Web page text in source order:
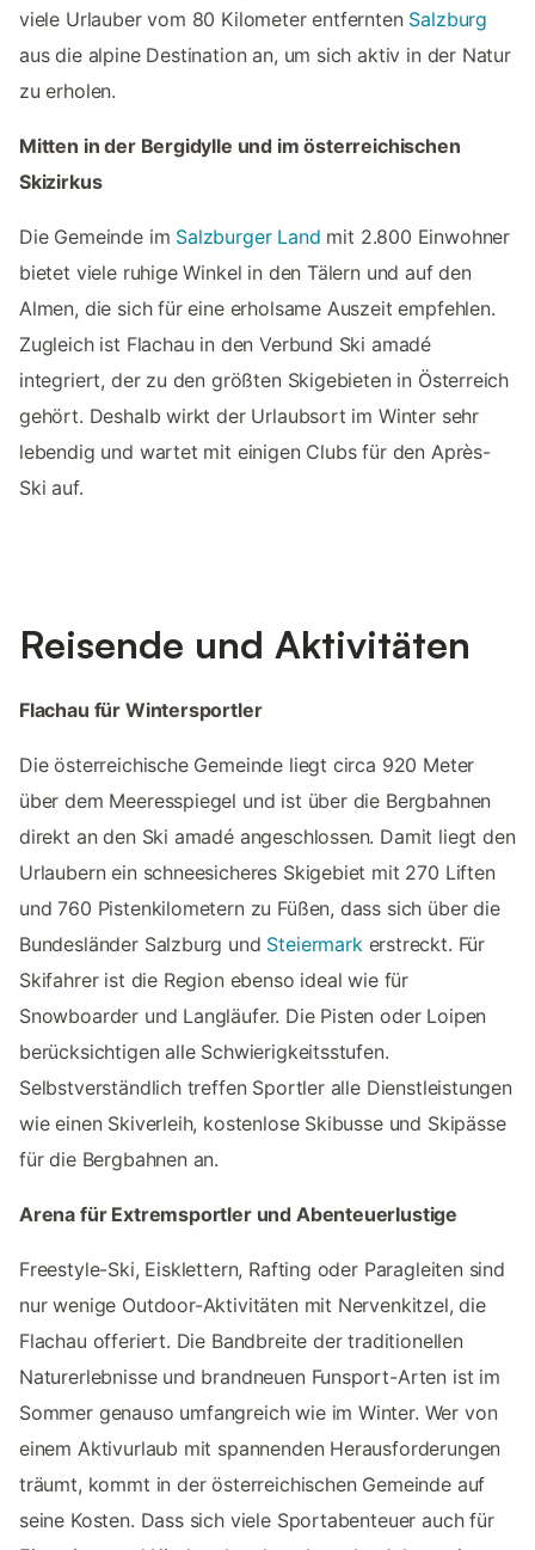
viele Urlauber vom 80 Kilometer entfernten Salzburg
aus die alpine Destination an, um sich aktiv in der Natur
zu erholen.
Mitten in der Bergidylle und im österreichischen
Skizirkus
Die Gemeinde im Salzburger Land mit 2.800 Einwohner
bietet viele ruhige Winkel in den Tälern und auf den
Almen, die sich für eine erholsame Auszeit empfehlen.
Zugleich ist Flachau in den Verbund Ski amadé
integriert, der zu den größten Skigebieten in Österreich
gehört. Deshalb wirkt der Urlaubsort im Winter sehr
lebendig und wartet mit einigen Clubs für den Après-
Ski auf.
Reisende und Aktivitäten
Flachau für Wintersportler
Die österreichische Gemeinde liegt circa 920 Meter
über dem Meeresspiegel und ist über die Bergbahnen
direkt an den Ski amadé angeschlossen. Damit liegt den
Urlaubern ein schneesicheres Skigebiet mit 270 Liften
und 760 Pistenkilometern zu Füßen, dass sich über die
Bundesländer Salzburg und Steiermarkerstreckt. Für
Skifahrer ist die Region ebenso ideal wie für
Snowboarder und Langläufer. Die Pisten oder Loipen
berücksichtigen alle Schwierigkeitsstufen.
Selbstverständlich treffen Sportler alle Dienstleistungen
wie einen Skiverleih, kostenlose Skibusse und Skipässe
für die Bergbahnen an.
Arena für Extremsportler und Abenteuerlustige
Freestyle-Ski, Eisklettern, Rafting oder Paragleiten sind
nur wenige Outdoor-Aktivitäten mit Nervenkitzel, die
Flachau offeriert. Die Bandbreite der traditionellen
Naturerlebnisse und brandneuen Funsport-Arten ist im
Sommer genauso umfangreich wie im Winter. Wer von
einem Aktivurlaub mit spannenden Herausforderungen
träumt, kommt in der österreichischen Gemeinde auf
seine Kosten. Dass sich viele Sportabenteuer auch für